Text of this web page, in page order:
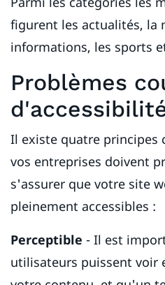
figurent les actualités, la
informations, les sports
Problèmes
Il existe quatre principes
vos entreprises doivent
s'assurer que votre site
pleinement accessibles :
Perceptible - Il est
utilisateurs puissent voir